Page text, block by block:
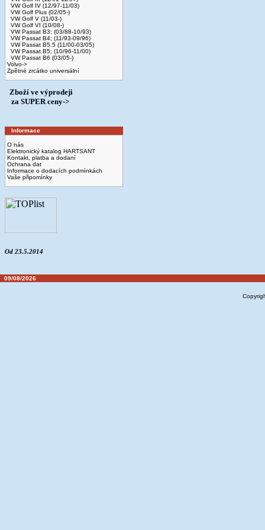
VW Golf IV (12/97-11/03)
VW Golf Plus (02/05-)
VW Golf V (11/03-)
VW Golf VI (10/08-)
VW Passat B3; (03/88-10/93)
VW Passat B4; (11/93-09/96)
VW Passat B5.5 (11/00-03/05)
VW Passat B5; (10/96-11/00)
VW Passat B6 (03/05-)
Volvo->
Zpětné zrcátko universální
Zboží ve výprodeji
­ za SUPER ceny->
Informace
O nás
Elektronický katalog HARTSANT
Kontakt, platba a dodaní
Ochrana dat
Informace o dodacích podmínkách
Vaše připomínky
Od 23.5.2014
09/08/2026